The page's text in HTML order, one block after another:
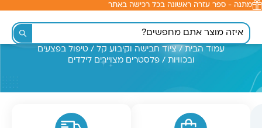
לתוכן
מתנה - ספר עזרה ראשונה בכל רכישה באתר
עמוד הבית/ציוד חבישה וקיבוע קל / טיפול בפצעים
ובכוויות / פלסטרים מצויירים לילדים